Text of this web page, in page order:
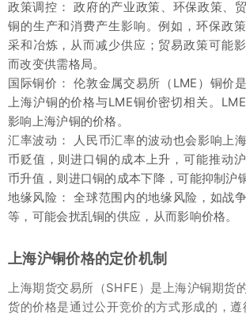
政策调控： 政府的产业政策、环保政策、
铜的生产和消费产生影响。例如，环保政
采和冶炼，从而减少供应；贸易政策可能
而改变供需格局。
国际铜价： 伦敦金属交易所（LME）铜价
上海沪铜的价格与LME铜价密切相关。
影响上海沪铜的价格。
汇率波动： 人民币汇率的波动也会影响上
币贬值，则进口铜的成本上升，可能推动
币升值，则进口铜的成本下降，可能抑制沪
地缘风险： 全球范围内的地缘风险，如战
等，可能会扰乱铜的供应，从而影响价格。
上海沪铜价格的定价机制
上海期货交易所（SHFE）是上海沪铜期货
货的价格是通过公开竞价的方式形成的，遵